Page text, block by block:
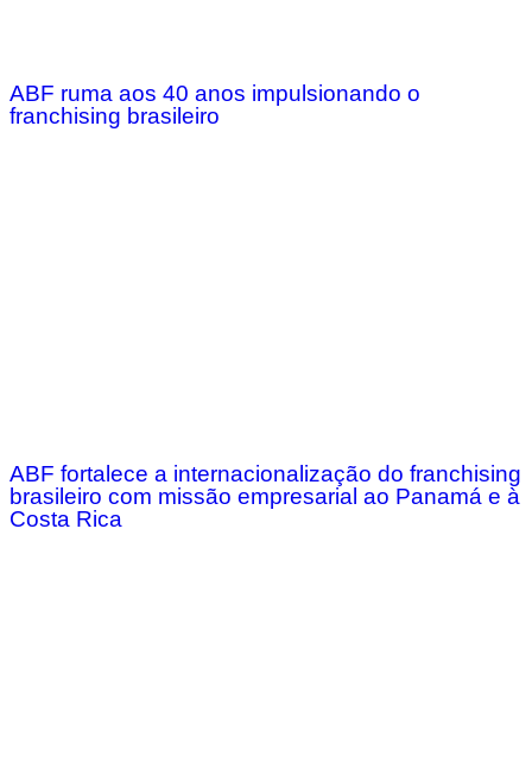
ABF ruma aos 40 anos impulsionando o
franchising brasileiro
ABF fortalece a internacionalização do franchising
brasileiro com missão empresarial ao Panamá e à
Costa Rica